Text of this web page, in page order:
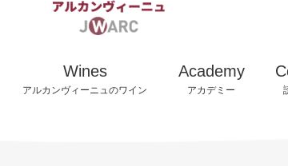
Wines
アルカンヴィーニュのワイン
ワインリスト
アルカンヴィーニュの
お問い合わせ及び
ご注文について
Academy
アカデミー
アカデミーアドバイ
受講者自己紹介